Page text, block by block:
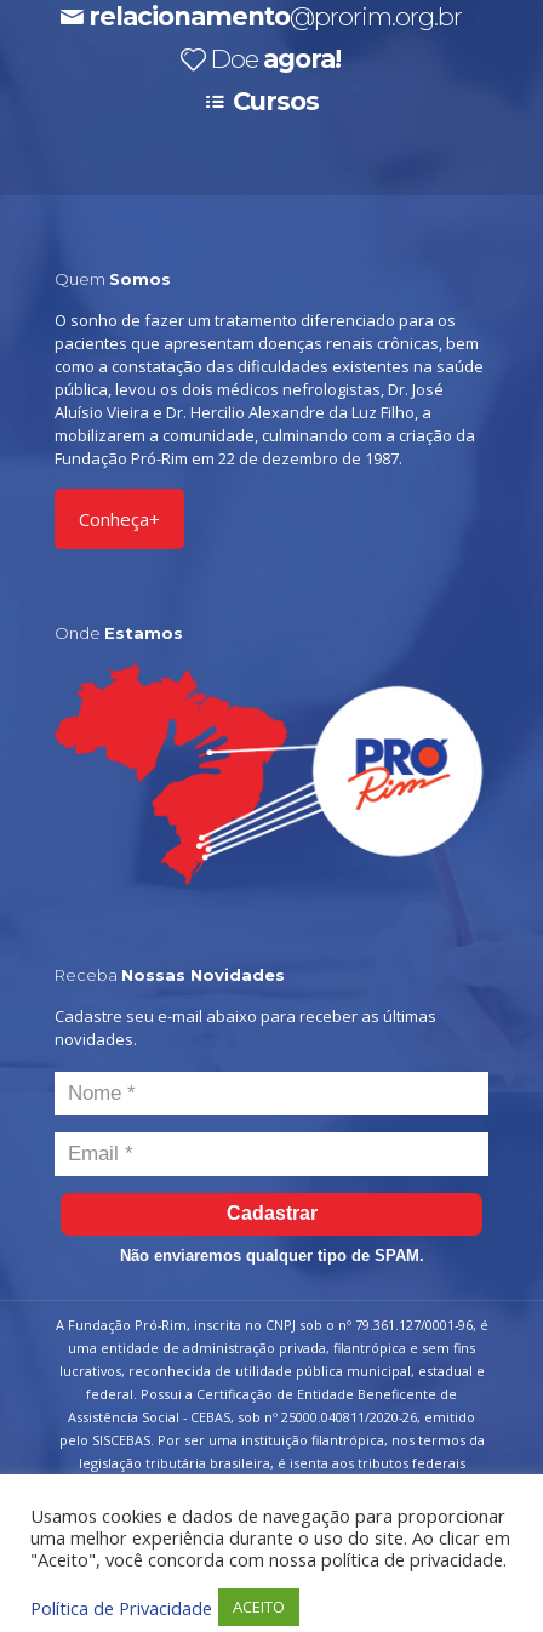
relacionamento@prorim.org.br
Doe agora!
Cursos
Quem Somos
O sonho de fazer um tratamento diferenciado para os
pacientes que apresentam doenças renais crônicas, bem
como a constatação das dificuldades existentes na saúde
pública, levou os dois médicos nefrologistas, Dr. José
Aluísio Vieira e Dr. Hercilio Alexandre da Luz Filho, a
mobilizarem a comunidade, culminando com a criação da
Fundação Pró-Rim em 22 de dezembro de 1987.
Conheça+
Onde Estamos
Receba Nossas Novidades
Cadastre seu e-mail abaixo para receber as últimas
novidades.
Cadastrar
Não enviaremos qualquer tipo de SPAM.
A Fundação Pró-Rim, inscrita no CNPJ sob o nº 79.361.127/0001-96, é
uma entidade de administração privada, filantrópica e sem fins
lucrativos, reconhecida de utilidade pública municipal, estadual e
federal. Possui a Certificação de Entidade Beneficente de
Assistência Social - CEBAS, sob nº 25000.040811/2020-26, emitido
pelo SISCEBAS. Por ser uma instituição filantrópica, nos termos da
legislação tributária brasileira, é isenta aos tributos federais
Usamos cookies e dados de navegação para proporcionar
uma melhor experiência durante o uso do site. Ao clicar em
"Aceito", você concorda com nossa política de privacidade.
Política de Privacidade
ACEITO